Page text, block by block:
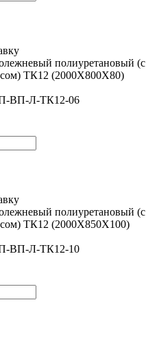
полиуретановый (с
ТК12 (2000Х800Х80)
ВП-Л-ТК12-06
полиуретановый (с
ТК12 (2000Х850Х100)
ВП-Л-ТК12-10